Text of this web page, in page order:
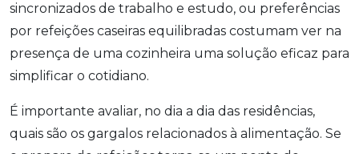
sincronizados de trabalho e estudo, ou preferências
por refeições caseiras equilibradas costumam ver na
presença de uma cozinheira uma solução eficaz para
simplificar o cotidiano.
É importante avaliar, no dia a dia das residências,
quais são os gargalos relacionados à alimentação. Se